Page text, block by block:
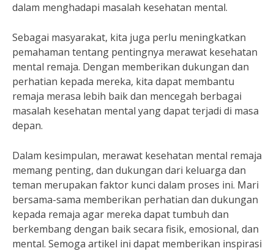
dalam menghadapi masalah kesehatan mental.
Sebagai masyarakat, kita juga perlu meningkatkan
pemahaman tentang pentingnya merawat kesehatan
mental remaja. Dengan memberikan dukungan dan
perhatian kepada mereka, kita dapat membantu
remaja merasa lebih baik dan mencegah berbagai
masalah kesehatan mental yang dapat terjadi di masa
depan.
Dalam kesimpulan, merawat kesehatan mental remaja
memang penting, dan dukungan dari keluarga dan
teman merupakan faktor kunci dalam proses ini. Mari
bersama-sama memberikan perhatian dan dukungan
kepada remaja agar mereka dapat tumbuh dan
berkembang dengan baik secara fisik, emosional, dan
mental. Semoga artikel ini dapat memberikan inspirasi